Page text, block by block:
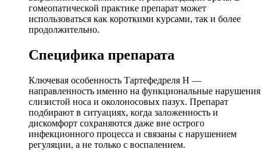
гомеопатической практике препарат может
использоваться как короткими курсами, так и более
продолжительно.
Специфика препарата
Ключевая особенность Тартефедреля Н —
направленность именно на функциональные нарушения
слизистой носа и околоносовых пазух. Препарат
подбирают в ситуациях, когда заложенность и
дискомфорт сохраняются даже вне острого
инфекционного процесса и связаны с нарушением
регуляции, а не только с воспалением.